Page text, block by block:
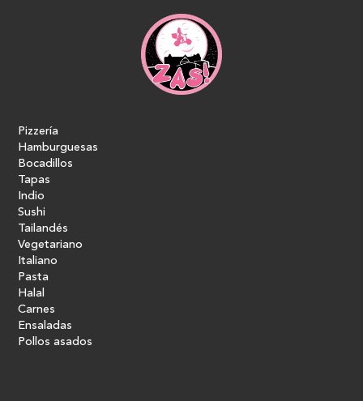
Pizzería
Hamburguesas
Bocadillos
Tapas
Indio
Sushi
Tailandés
Vegetariano
Italiano
Pasta
Halal
Carnes
Ensaladas
Pollos asados